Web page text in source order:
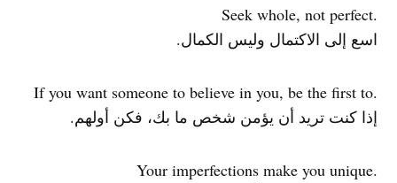
.Seek whole, not perfect
اسع إلى الاكتمال وليس الكمال.
.If you want someone to believe in you, be the first to
إذا كنت تريد أن يؤمن شخص ما بك، فكن أولهم.
.Your imperfections make you unique